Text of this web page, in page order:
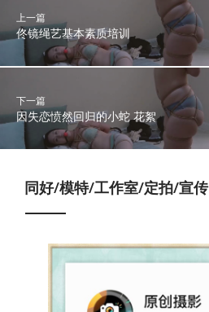
上一篇
佟镜绳艺基本素质培训
下一篇
因失恋愤然回归的小蛇 花絮
同好/模特/工作室/定拍/宣传